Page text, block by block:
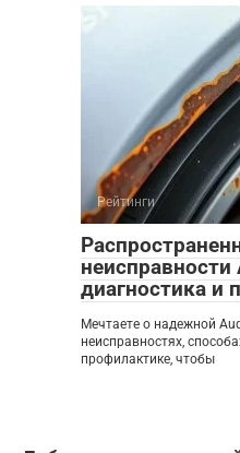
Рейтинги
неисправности
диагностика и
Мечтаете о надежной
неисправностях,
профилактике, чтобы